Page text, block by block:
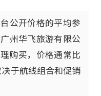
公开价格的平均参
州华飞旅游有限公
购买，价格通常比
于航线组合和促销